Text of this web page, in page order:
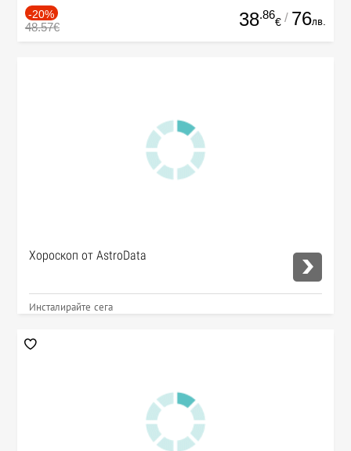
-20%
48.57€ 38.86
€ / 76лв.
Хороскоп от AstroData
Инсталирайте сега